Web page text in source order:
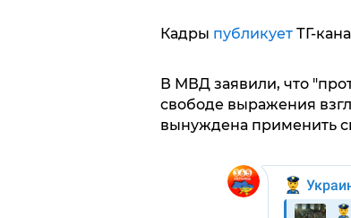
Кадры публикуетТГ-
В МВД заявили, что
свободе выражения
вынуждена применить